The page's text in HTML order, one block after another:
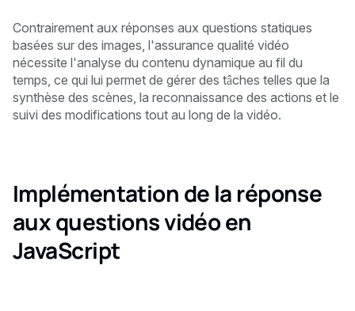
Contrairement aux réponses aux questions statiques
basées sur des images, l'assurance qualité vidéo
nécessite l'analyse du contenu dynamique au fil du
temps, ce qui lui permet de gérer des tâches telles que la
synthèse des scènes, la reconnaissance des actions et le
suivi des modifications tout au long de la vidéo.
Implémentation de la réponse
aux questions vidéo en
JavaScript